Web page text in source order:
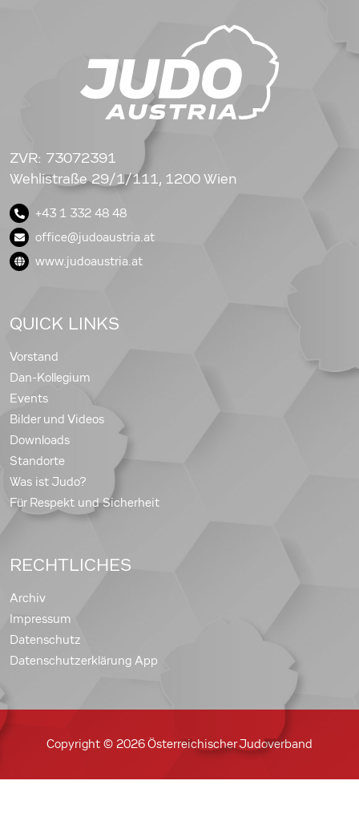
ZVR: 73072391
Wehlistraße 29/1/111, 1200 Wien
+43 1 332 48 48
office@judoaustria.at
www.judoaustria.at
QUICK LINKS
Vorstand
Dan-Kollegium
Events
Bilder und Videos
Downloads
Standorte
Was ist Judo?
Für Respekt und Sicherheit
RECHTLICHES
Archiv
Impressum
Datenschutz
Datenschutzerklärung App
Copyright © 2026 Österreichischer Judoverband